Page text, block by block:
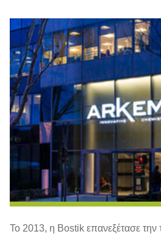
Το 2013, η Bostik επανεξέτασε την